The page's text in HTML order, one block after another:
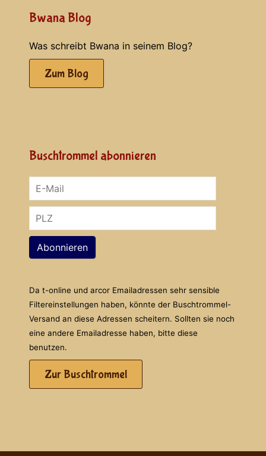
Bwana Blog
Was schreibt Bwana in seinem Blog?
Zum Blog
Buschtrommel abonnieren
Abonnieren
Da t-online und arcor Emailadressen sehr sensible
Filtereinstellungen haben, könnte der Buschtrommel-
Versand an diese Adressen scheitern. Sollten sie noch
eine andere Emailadresse haben, bitte diese
benutzen.
Zur Buschtrommel